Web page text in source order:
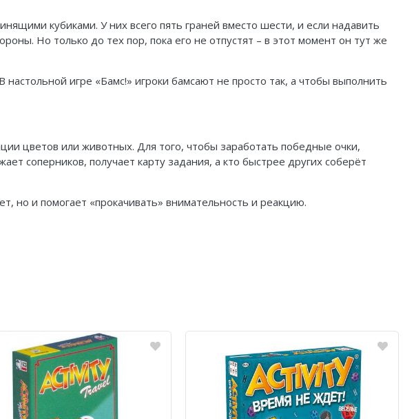
кубиками. У них всего пять граней вместо шести, и если надавить
Но только до тех пор, пока его не отпустят – в этот момент он тут же
игре «Бамс!» игроки бамсают не просто так, а чтобы выполнить
цветов или животных. Для того, чтобы заработать победные очки,
соперников, получает карту задания, а кто быстрее других соберёт
но и помогает «прокачивать» внимательность и реакцию.